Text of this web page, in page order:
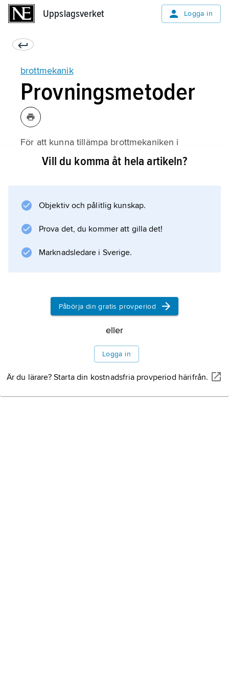
Uppslagsverket Logga in
brottmekanik
Provningsmetoder
För att kunna tillämpa brottmekaniken i
praktiken krävs alltså att man kan bestämma
används
oförstörande provningsmetoder
röntgenprovning
magnetpulverprovning
Information om artikeln
Vill du komma åt hela artikeln?
Objektiv och pålitlig kunskap.
Prova det, du kommer att gilla det!
Marknadsledare i Sverige.
Påbörja din gratis provperiod
eller
Logga in
Är du lärare? Starta din kostnadsfria provperiod härifrån.